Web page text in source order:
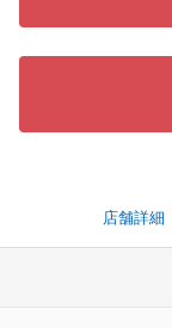
店舗詳細